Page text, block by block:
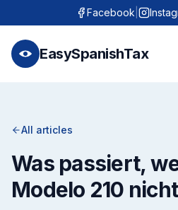
Facebook
EasySpanishTax
All articles
Was passiert,
Modelo 210